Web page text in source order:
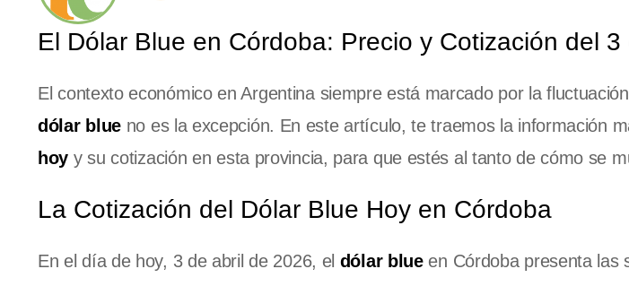
El Dólar Blue en Córdoba: Precio y Cotización del
El contexto económico en Argentina siempre está marcado por la
dólar blue no es la excepción. En este artículo, te traemos la información
hoy y su cotización en esta provincia, para que estés al tanto de cómo se
La Cotización del Dólar Blue Hoy en Córdoba
En el día de hoy, 3 de abril de 2026, el dólar blueen Córdoba presenta las